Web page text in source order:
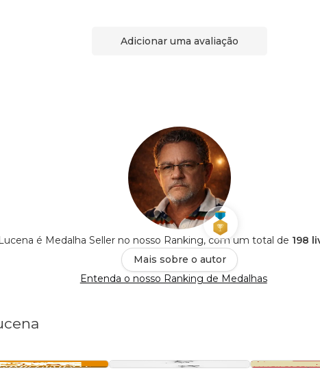
Adicionar uma avaliação
é Medalha Seller no nosso Ranking, com um total de 198
Mais sobre o autor
Entenda o nosso Ranking de Medalhas